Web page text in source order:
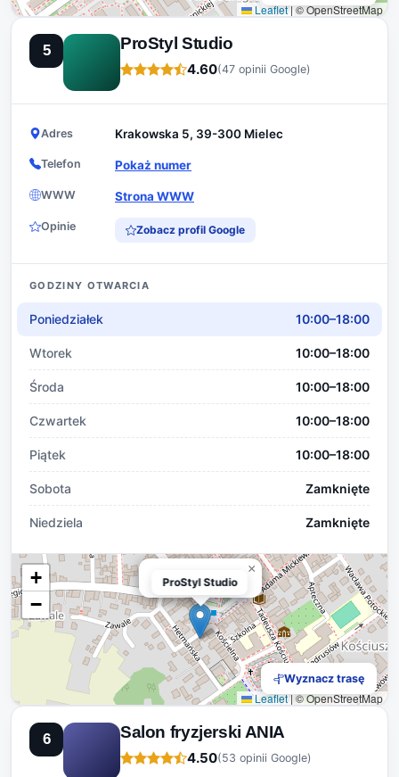
Leaflet|© OpenStreetMap
5 ProStyl Studio
4.60(47 opinii Google)
Adres Krakowska 5, 39-300 Mielec
Telefon Pokaż numer
WWW Strona WWW
Opinie Zobacz profil Google
GODZINY OTWARCIA
Poniedziałek 10:00–18:00
Wtorek 10:00–18:00
Środa 10:00–18:00
Czwartek 10:00–18:00
Piątek 10:00–18:00
Sobota Zamknięte
Niedziela Zamknięte
ProStyl Studio
×
+
−
Leaflet|© OpenStreetMap
ProStyl Studio
Wyznacz trasę
6 Salon fryzjerski ANIA
4.50(53 opinii Google)